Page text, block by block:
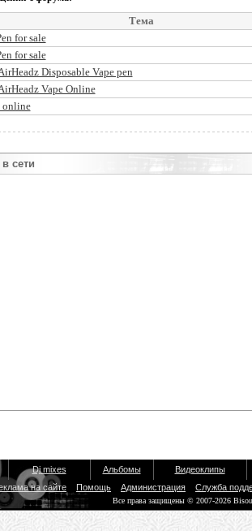
Тема
for sale
for sale
Disposable Vape pen
Vape Online
online
сети
Dj mixes Альбомы
Видеоклипы
на сайте
Помощь Администрация Служба
Все права защищены © 2007-2026